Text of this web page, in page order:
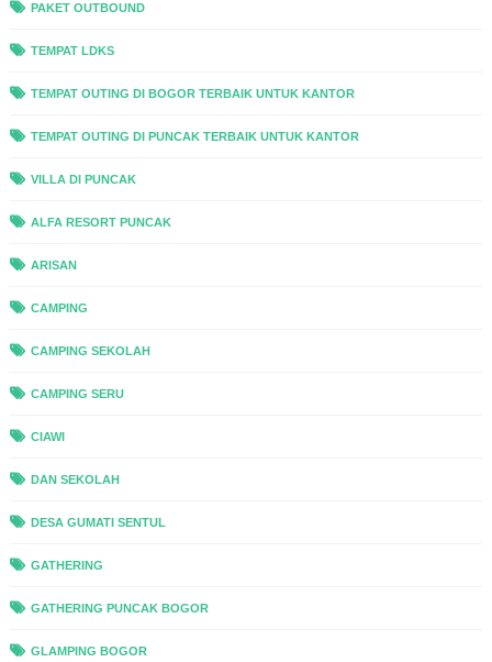
PAKET OUTBOUND
TEMPAT LDKS
TEMPAT OUTING DI BOGOR TERBAIK UNTUK KANTOR
TEMPAT OUTING DI PUNCAK TERBAIK UNTUK KANTOR
VILLA DI PUNCAK
ALFA RESORT PUNCAK
ARISAN
CAMPING
CAMPING SEKOLAH
CAMPING SERU
CIAWI
DAN SEKOLAH
DESA GUMATI SENTUL
GATHERING
GATHERING PUNCAK BOGOR
GLAMPING BOGOR